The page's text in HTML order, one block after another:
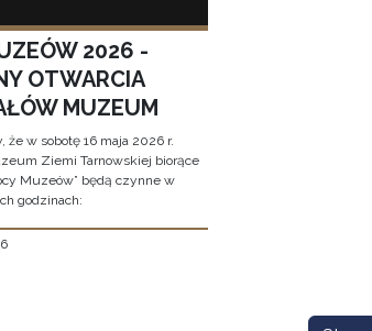
2026 -
OTWARCIA
MUZEUM
że w sobotę 16 maja 2026 r.
Ziemi Tarnowskiej biorące
Muzeów” będą czynne w
godzinach: